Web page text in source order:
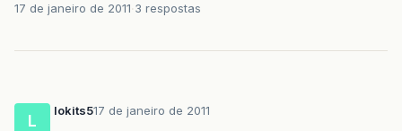
17 de janeiro de 2011 3 respostas
L
lokits517 de janeiro de 2011